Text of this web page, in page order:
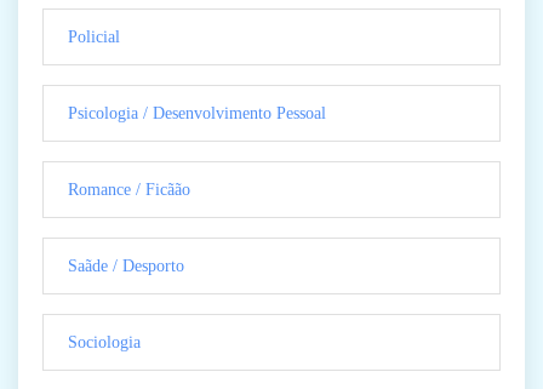
Policial
Psicologia / Desenvolvimento Pessoal
Romance / Ficãão
Saãde / Desporto
Sociologia